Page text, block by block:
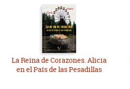
La Reina de Corazones. Alicia
en el País de las Pesadillas